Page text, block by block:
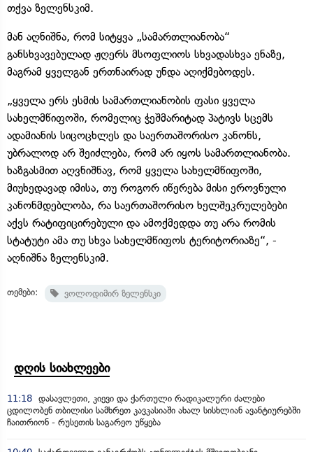
თქვა ზელენსკიმ.
მან აღნიშნა, რომ სიტყვა „სამართლიანობა“
განსხვავებულად ჟღერს მსოფლიოს სხვადასხვა ენაზე,
მაგრამ ყველგან ერთნაირად უნდა აღიქმებოდეს.
„ყველა ერს ესმის სამართლიანობის ფასი ყველა
სახელმწიფოში, რომელიც ჭეშმარიტად პატივს სცემს
ადამიანის სიცოცხლეს და საერთაშორისო კანონს,
უბრალოდ არ შეიძლება, რომ არ იყოს სამართლიანობა.
ხაზგასმით აღვნიშნავ, რომ ყველა სახელმწიფოში,
მიუხედავად იმისა, თუ როგორ იწერება მისი ეროვნული
კანონმდებლობა, რა საერთაშორისო ხელშეკრულებები
აქვს რატიფიცირებული და ამოქმედდა თუ არა რომის
სტატუტი ამა თუ სხვა სახელმწიფოს ტერიტორიაზე“, -
აღნიშნა ზელენსკიმ.
თემები: ვოლოდიმირ ზელენსკი
დღის სიახლეები
11:18 დასავლეთი, კიევი და ქართული რადიკალური ძალები
ცდილობენ თბილისი სამხრეთ კავკასიაში ახალ სისხლიან ავანტიურებში
ჩაითრიონ - რუსეთის საგარეო უწყება